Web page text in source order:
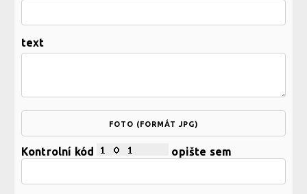
text
FOTO (FORMÁT JPG)
Kontrolní kód opište sem